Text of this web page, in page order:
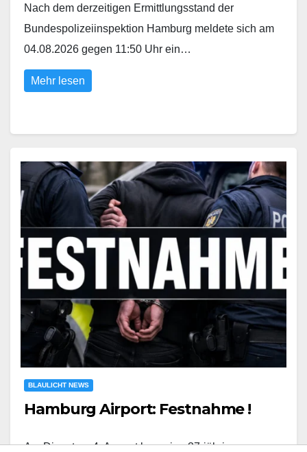
Nach dem derzeitigen Ermittlungsstand der
Bundespolizeiinspektion Hamburg meldete sich am
04.08.2026 gegen 11:50 Uhr ein…
Mehr lesen
BLAULICHT NEWS
Hamburg Airport: Festnahme !
Am Dienstag, 4. August kam eine 37-jährige